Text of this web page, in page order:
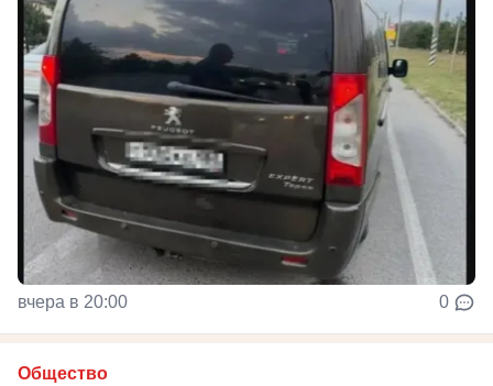
вчера в 20:00 0
Общество